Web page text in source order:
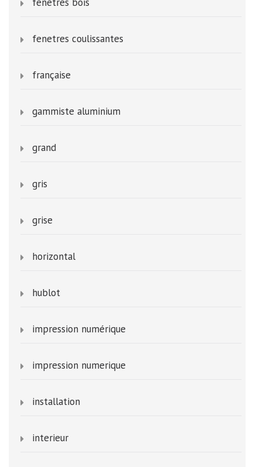
fenetres coulissantes
française
gammiste aluminium
grand
gris
grise
horizontal
hublot
impression numérique
impression numerique
installation
interieur